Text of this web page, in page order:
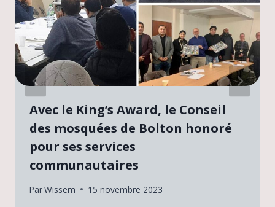
Avec le King’s Award, le Conseil
des mosquées de Bolton honoré
pour ses services
communautaires
ParWissem 15 novembre 2023